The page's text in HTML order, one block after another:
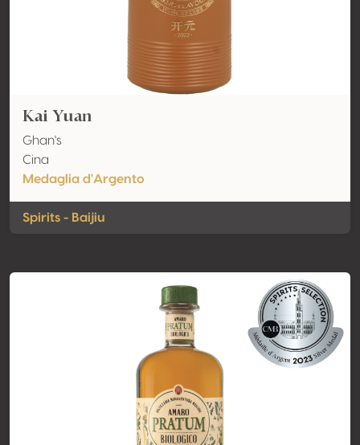
Kai Yuan
Ghan's
Cina
Medaglia d'Argento
Spirits - Baijiu